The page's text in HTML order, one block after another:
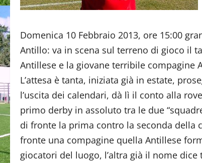
Domenica 10 Febbraio 2013, ore 15:00
Antillo: va in scena sul terreno di gioco il
Antillese e la giovane terribile compagine
L’attesa è tanta, iniziata già in estate,
l’uscita dei calendari, dà lì il conto alla
primo derby in assoluto tra le due
di fronte la prima contro la seconda della
fronte una compagine quella Antillese
giocatori del luogo, l’altra già il nome